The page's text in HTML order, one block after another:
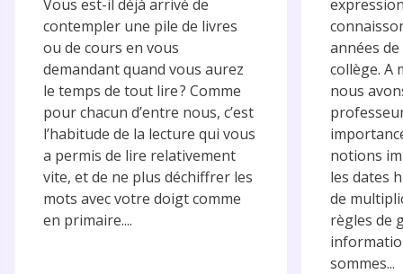
Vous est-il déjà arrivé de
contempler une pile de livres
ou de cours en vous
demandant quand vous aurez
le temps de tout lire ? Comme
pour chacun d’entre nous, c’est
l’habitude de la lecture qui vous
a permis de lire relativement
vite, et de ne plus déchiffrer les
mots avec votre doigt comme
en primaire....
années
collège. A
nous
notions
les dates
de
règles de
sommes...